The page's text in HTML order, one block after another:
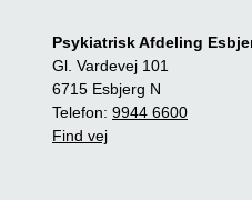
Psykiatrisk Afdeling
Gl. Vardevej 101
6715 Esbjerg N
Telefon: 9944 6600
Find vej